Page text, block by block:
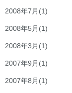
2008年7月 (1)
2008年5月 (1)
2008年3月 (1)
2007年9月 (1)
2007年8月 (1)